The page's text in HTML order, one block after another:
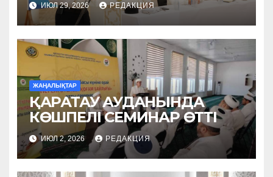
ИЮЛ 29, 2026 РЕДАКЦИЯ
ЖАҢАЛЫҚТАР
ҚАРАТАУ АУДАНЫНДА
КӨШПЕЛІ СЕМИНАР ӨТТІ
ИЮЛ 2, 2026 РЕДАКЦИЯ